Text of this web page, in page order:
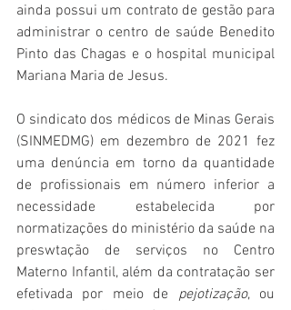
ainda possui um contrato de gestão para
administrar o centro de saúde Benedito
Pinto das Chagas e o hospital municipal
Mariana Maria de Jesus.
O sindicato dos médicos de Minas Gerais
(SINMEDMG) em dezembro de 2021 fez
uma denúncia em torno da quantidade
de profissionais em número inferior a
necessidade estabelecida por
normatizações do ministério da saúde na
preswtação de serviços no Centro
Materno Infantil, além da contratação ser
efetivada por meio de pejotização, ou